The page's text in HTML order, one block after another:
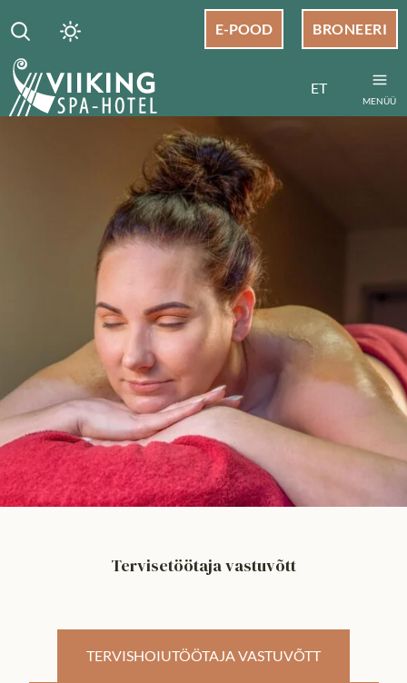
E-POOD BRONEERI
ET
MENÜÜ
Tervisetöötaja vastuvõtt
TERVISHOIUTÖÖTAJA VASTUVÕTT